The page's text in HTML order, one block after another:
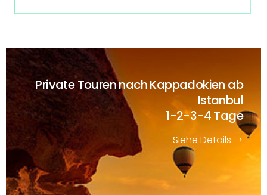
Private Touren nach Kappadokien ab
Istanbul
1-2-3-4 Tage
Siehe Details